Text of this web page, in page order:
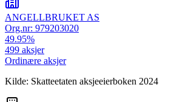
ANGELLBRUKET AS
Org.nr: 979203020
49.95%
499 aksjer
Ordinære aksjer
Kilde: Skatteetaten aksjeeierboken 2024